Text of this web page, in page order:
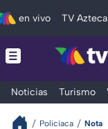
en vivo TV Azteca
Noticias Turismo
Policiaca Nota